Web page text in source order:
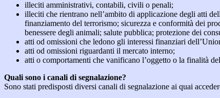
illeciti amministrativi, contabili, civili o penali;
illeciti che rientrano nell’ambito di applicazione degli atti
finanziamento del terrorismo; sicurezza e conformità dei
benessere degli animali; salute pubblica; protezione dei
atti od omissioni che ledono gli interessi finanziari
atti od omissioni riguardanti il mercato interno;
atti o comportamenti che vanificano l’oggetto o la finalità
Quali sono i canali di segnalazione?
Sono stati predisposti diversi canali di segnalazione ai quai